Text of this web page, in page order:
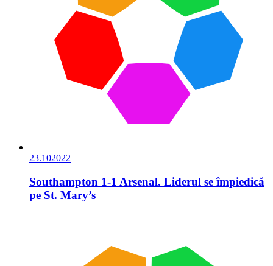
23.102022
Southampton 1-1 Arsenal. Liderul se împiedică
pe St. Mary’s